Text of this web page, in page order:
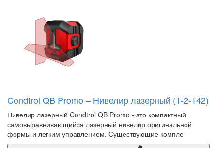
Condtrol QB Promo – Нивелир лазерный (1-2-142)
Нивелир лазерный Condtrol QB Promo - это компактный
самовыравнивающийся лазерный нивелир оригинальной
формы и легким управлением. Существующие компле